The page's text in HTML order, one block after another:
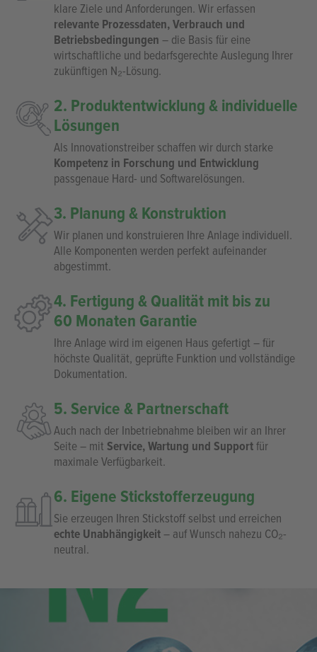
1. Bedarfsermittlung & Analyse
Wir verstehen Ihr Problem und erarbeiten gemeinsam
klare Ziele und Anforderungen. Wir erfassen
Betriebsbedingungen– die Basis für eine
wirtschaftliche und bedarfsgerechte Auslegung Ihrer
zukünftigen N₂-Lösung.
2. Produktentwicklung & individuelle
Lösungen
Als Innovationstreiber schaffen wir durch starke
Kompetenz in Forschung und Entwicklung
passgenaue Hard- und Softwarelösungen.
3. Planung & Konstruktion
Wir planen und konstruieren Ihre Anlage individuell.
Alle Komponenten werden perfekt aufeinander
abgestimmt.
4. Fertigung & Qualität mit bis zu
60 Monaten Garantie
Ihre Anlage wird im eigenen Haus gefertigt – für
höchste Qualität, geprüfte Funktion und vollständige
Dokumentation.
Auch nach der Inbetriebnahme bleiben wir an Ihrer
Seite – mit
Service, Wartung und Support